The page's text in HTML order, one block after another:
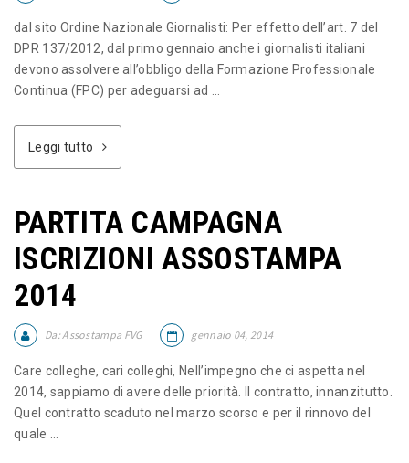
dal sito Ordine Nazionale Giornalisti: Per effetto dell’art. 7 del
DPR 137/2012, dal primo gennaio anche i giornalisti italiani
devono assolvere all’obbligo della Formazione Professionale
Continua (FPC) per adeguarsi ad ...
Leggi tutto
PARTITA CAMPAGNA
ISCRIZIONI ASSOSTAMPA
2014
Da:Assostampa FVG gennaio 04, 2014
Care colleghe, cari colleghi, Nell’impegno che ci aspetta nel
2014, sappiamo di avere delle priorità. Il contratto, innanzitutto.
Quel contratto scaduto nel marzo scorso e per il rinnovo del
quale ...